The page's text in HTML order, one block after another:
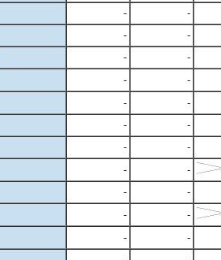
- -
- -
- -
- -
- -
- -
- -
-
-
- -
-
-
- -